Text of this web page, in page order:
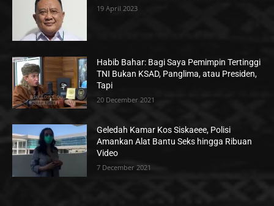
19 April 2023
Habib Bahar: Bagi Saya Pemimpin Tertinggi
TNI Bukan KSAD, Panglima, atau Presiden,
Tapi
20 December 2021
Geledah Kamar Kos Siskaeee, Polisi
Amankan Alat Bantu Seks hingga Ribuan
Video
7 December 2021